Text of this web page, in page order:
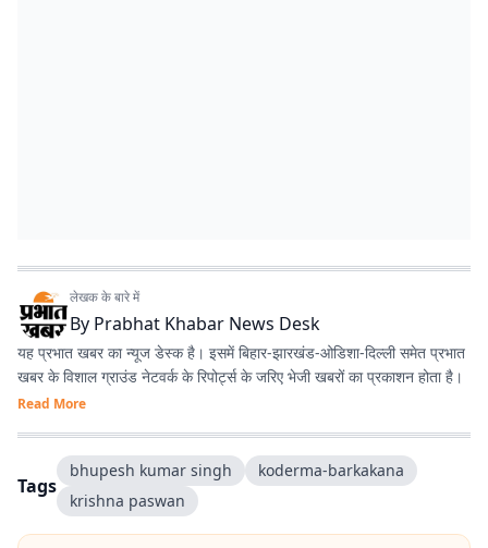
लेखक के बारे में
By Prabhat Khabar News Desk
यह प्रभात खबर का न्यूज डेस्क है। इसमें बिहार-झारखंड-ओडिशा-दिल्‍ली समेत प्रभात
खबर के विशाल ग्राउंड नेटवर्क के रिपोर्ट्स के जरिए भेजी खबरों का प्रकाशन होता है।
Read More
Tags
bhupesh kumar singh
koderma-barkakana
krishna paswan